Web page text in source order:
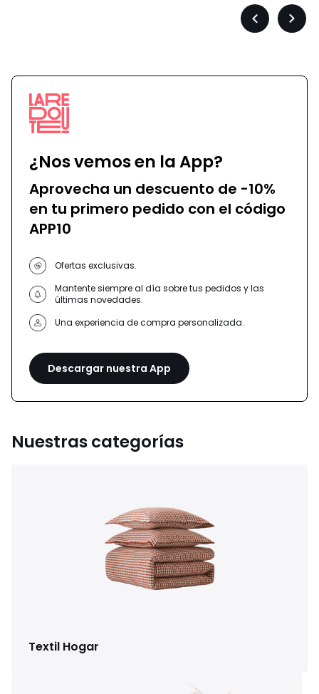
Précédent
¿Nos vemos en la App?
Aprovecha un descuento de -10%
en tu primero pedido con el código
APP10
Ofertas exclusivas.
Mantente siempre al día sobre tus pedidos y las
últimas novedades.
Una experiencia de compra personalizada.
Descargar nuestra App
Nuestras categorías
Textil Hogar